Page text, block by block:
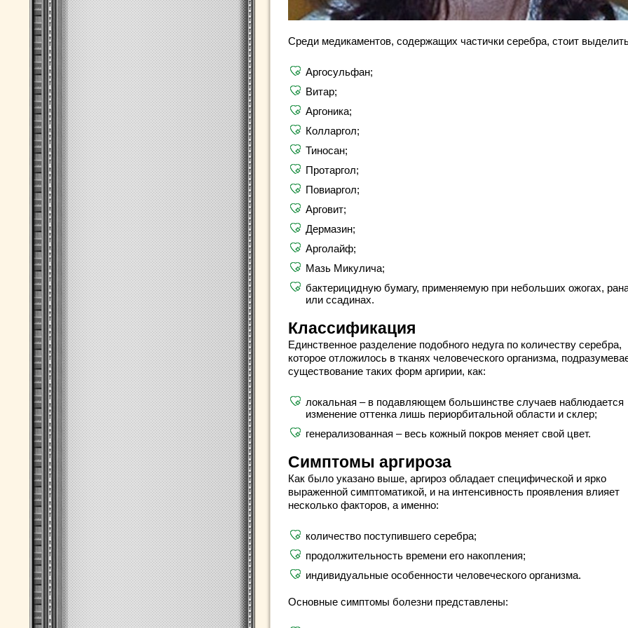
Среди медикаментов, содержащих частички серебра, стоит
Аргосульфан;
Витар;
Аргоника;
Колларгол;
Тиносан;
Протаргол;
Повиаргол;
Арговит;
Дермазин;
Арголайф;
Мазь Микулича;
бактерицидную бумагу, применяемую при небольших ожогах,
или ссадинах.
Классификация
Единственное разделение подобного недуга по количеству серебра,
которое отложилось в тканях человеческого организма,
существование таких форм аргирии, как:
локальная – в подавляющем большинстве случаев наблюдается
изменение оттенка лишь периорбитальной области и склер;
генерализованная – весь кожный покров меняет свой цвет.
Симптомы аргироза
Как было указано выше, аргироз обладает специфической и ярко
выраженной симптоматикой, и на интенсивность проявления влияет
несколько факторов, а именно:
количество поступившего серебра;
продолжительность времени его накопления;
индивидуальные особенности человеческого организма.
Основные симптомы болезни представлены: